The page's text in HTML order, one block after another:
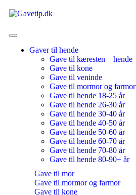
Gaver til hende
Gave til kæresten – hende
Gave til kone
Gave til veninde
Gave til mormor og farmor
Gave til hende 18-25 år
Gave til hende 26-30 år
Gave til hende 30-40 år
Gave til hende 40-50 år
Gave til hende 50-60 år
Gave til hende 60-70 år
Gave til hende 70-80 år
Gave til hende 80-90+ år
Gave til mor
Gave til mormor og farmor
Gave til kone